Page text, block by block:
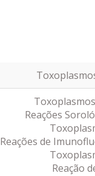
Reações
Reações de
Reação